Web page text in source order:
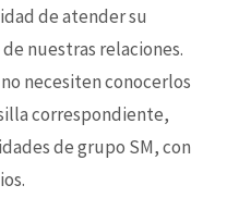
de atender su
nuestras relaciones.
necesiten conocerlos
correspondiente,
de grupo SM, con